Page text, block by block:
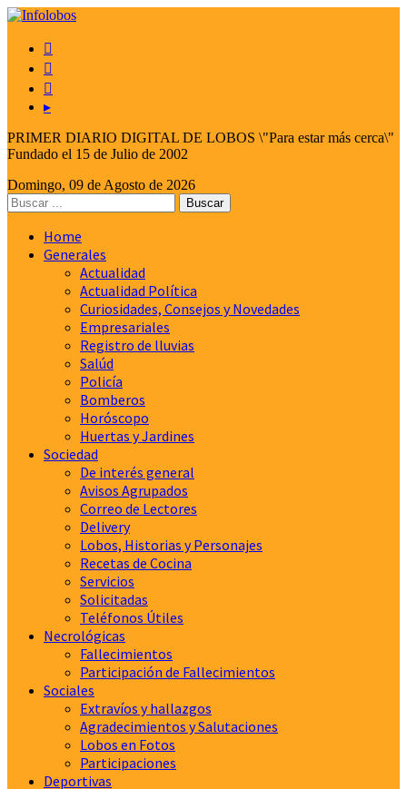



▸
PRIMER DIARIO DIGITAL DE LOBOS \"Para estar más cerca\"
Fundado el 15 de Julio de 2002
Domingo, 09 de Agosto de 2026
Home
Generales
Actualidad
Actualidad Política
Curiosidades, Consejos y Novedades
Empresariales
Registro de lluvias
Salúd
Policía
Bomberos
Horóscopo
Huertas y Jardines
Sociedad
De interés general
Avisos Agrupados
Correo de Lectores
Delivery
Lobos, Historias y Personajes
Recetas de Cocina
Servicios
Solicitadas
Teléfonos Útiles
Necrológicas
Fallecimientos
Participación de Fallecimientos
Sociales
Extravíos y hallazgos
Agradecimientos y Salutaciones
Lobos en Fotos
Participaciones
Deportivas